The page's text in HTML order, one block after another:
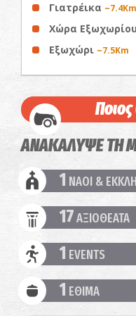
Γιατρέικα ~7.4Km
Χώρα Εξωχωρίου
Εξωχώρι ~7.5Km
ΑΝΑΚΑΛΥΨΕ ΤΗ
1 ΝΑΟΙ &
17ΑΞΙΟΘΕΑΤΑ
1 EVENTS
1 ΕΘΙΜΑ